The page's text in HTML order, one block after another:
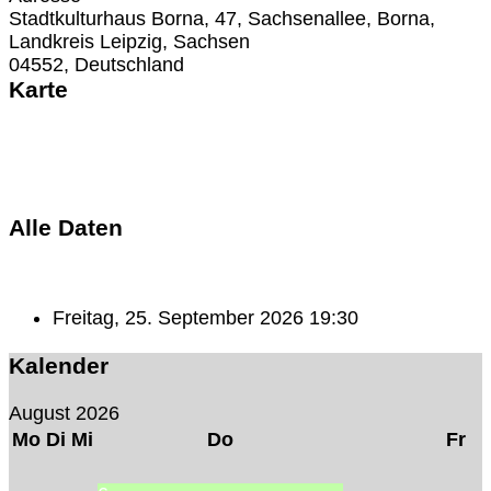
Stadtkulturhaus Borna, 47, Sachsenallee, Borna,
Landkreis Leipzig, Sachsen
04552, Deutschland
Karte
Alle Daten
Freitag, 25. September 2026 19:30
Kalender
August 2026
Mo Di Mi Do Fr